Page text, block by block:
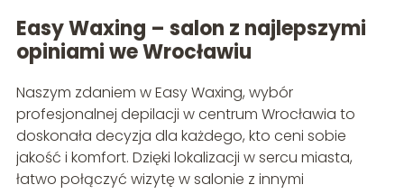
Easy Waxing – salon z najlepszymi
opiniami we Wrocławiu
Naszym zdaniem w Easy Waxing, wybór
profesjonalnej depilacji w centrum Wrocławia to
doskonała decyzja dla każdego, kto ceni sobie
jakość i komfort. Dzięki lokalizacji w sercu miasta,
łatwo połączyć wizytę w salonie z innymi